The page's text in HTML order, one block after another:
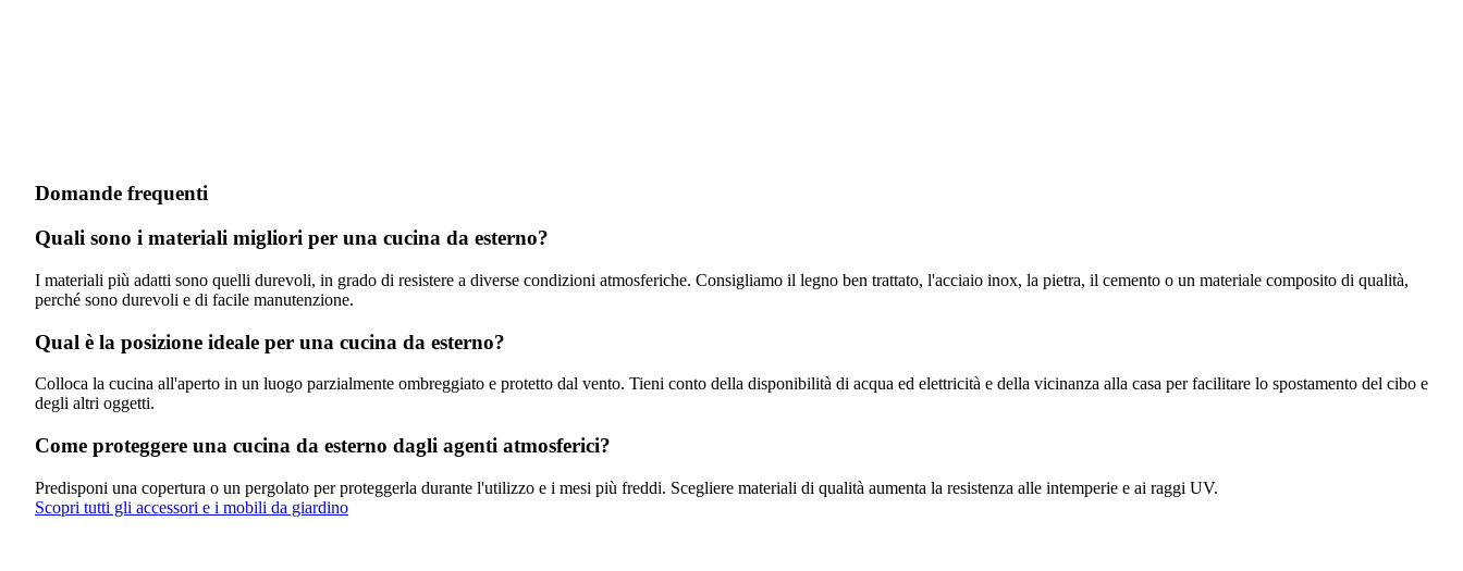
Domande frequenti
Quali sono i materiali migliori per una cucina da esterno?
I materiali più adatti sono quelli durevoli, in grado di resistere a diverse condizioni atmosferiche. Consigliamo il legno ben trattato, l'acciaio inox, la pietra, il cemento o un materiale composito di qualità,
perché sono durevoli e di facile manutenzione.
Qual è la posizione ideale per una cucina da esterno?
Colloca la cucina all'aperto in un luogo parzialmente ombreggiato e protetto dal vento. Tieni conto della disponibilità di acqua ed elettricità e della vicinanza alla casa per facilitare lo spostamento del cibo e
degli altri oggetti.
Come proteggere una cucina da esterno dagli agenti atmosferici?
Predisponi una copertura o un pergolato per proteggerla durante l'utilizzo e i mesi più freddi. Scegliere materiali di qualità aumenta la resistenza alle intemperie e ai raggi UV.
Scopri tutti gli accessori e i mobili da giardino